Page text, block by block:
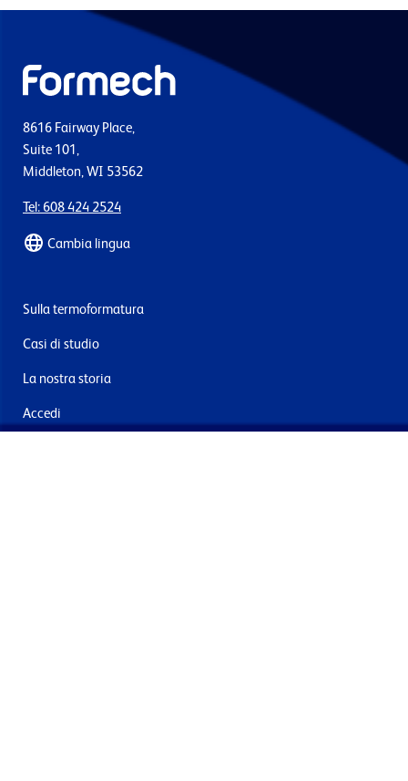
8616 Fairway Place,
Suite 101,
Middleton, WI 53562
Tel: 608 424 2524
Cambia lingua
Sulla termoformatura
Casi di studio
La nostra storia
Accedi